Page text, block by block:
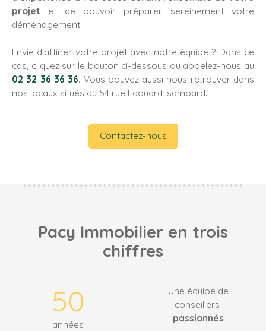
projet et de pouvoir préparer sereinement votre
déménagement.
Envie d'affiner votre projet avec notre équipe ? Dans ce
cas, cliquez sur le bouton ci-dessous ou appelez-nous au
02 32 36 36 36. Vous pouvez aussi nous retrouver dans
nos locaux situés au 54 rue Edouard Isambard.
Contactez-nous
Pacy Immobilier en trois
chiffres
50
années
Une équipe de
conseillers
passionnés